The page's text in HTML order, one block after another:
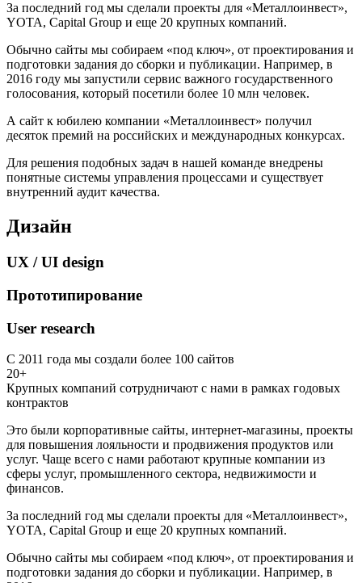
За последний год мы сделали проекты для «Металлоинвест»,
YOTA, Capital Group и еще 20 крупных компаний.
Обычно сайты мы собираем «под ключ», от проектирования и
подготовки задания до сборки и публикации. Например, в
2016 году мы запустили сервис важного государственного
голосования, который посетили более 10 млн человек.
А сайт к юбилею компании «Металлоинвест» получил
десяток премий на российских и международных конкурсах.
Для решения подобных задач в нашей команде внедрены
понятные системы управления процессами и существует
внутренний аудит качества.
Дизайн
UX / UI design
Прототипирование
User research
С 2011 года мы создали более 100 сайтов
20+
Крупных компаний сотрудничают с нами в рамках годовых
контрактов
Это были корпоративные сайты, интернет-магазины, проекты
для повышения лояльности и продвижения продуктов или
услуг. Чаще всего с нами работают крупные компании из
сферы услуг, промышленного сектора, недвижимости и
финансов.
За последний год мы сделали проекты для «Металлоинвест»,
YOTA, Capital Group и еще 20 крупных компаний.
Обычно сайты мы собираем «под ключ», от проектирования и
подготовки задания до сборки и публикации. Например, в